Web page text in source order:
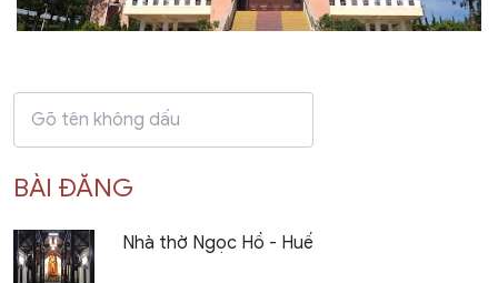
BÀI ĐĂNG
Nhà thờ Ngọc Hồ - Huế